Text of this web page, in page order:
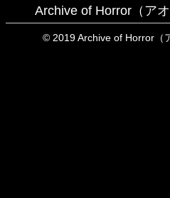
Archive of Horror（ア
© 2019 Archive of Horror（